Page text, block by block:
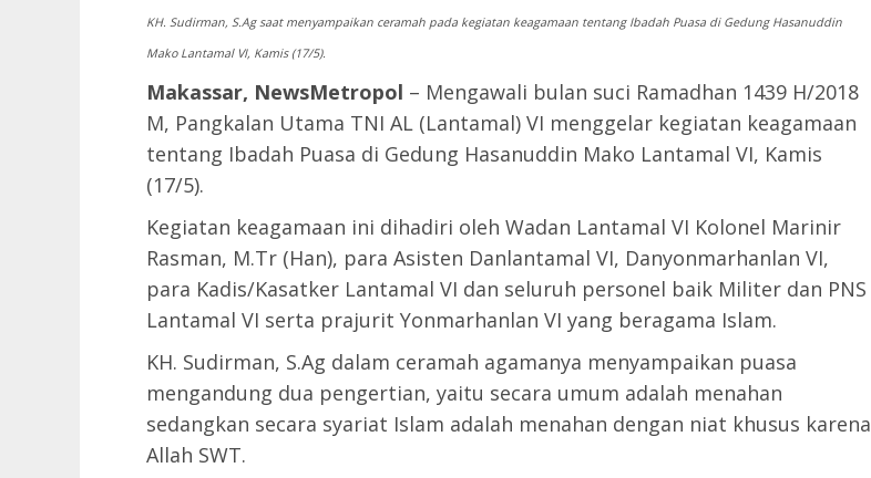
KH. Sudirman, S.Ag saat menyampaikan ceramah pada kegiatan keagamaan tentang Ibadah Puasa di Gedung Hasanuddin
Mako Lantamal VI, Kamis (17/5).
Makassar, NewsMetropol – Mengawali bulan suci Ramadhan 1439 H/2018
M, Pangkalan Utama TNI AL (Lantamal) VI menggelar kegiatan keagamaan
tentang Ibadah Puasa di Gedung Hasanuddin Mako Lantamal VI, Kamis
(17/5).
Kegiatan keagamaan ini dihadiri oleh Wadan Lantamal VI Kolonel Marinir
Rasman, M.Tr (Han), para Asisten Danlantamal VI, Danyonmarhanlan VI,
para Kadis/Kasatker Lantamal VI dan seluruh personel baik Militer dan PNS
Lantamal VI serta prajurit Yonmarhanlan VI yang beragama Islam.
KH. Sudirman, S.Ag dalam ceramah agamanya menyampaikan puasa
mengandung dua pengertian, yaitu secara umum adalah menahan
sedangkan secara syariat Islam adalah menahan dengan niat khusus karena
Allah SWT.